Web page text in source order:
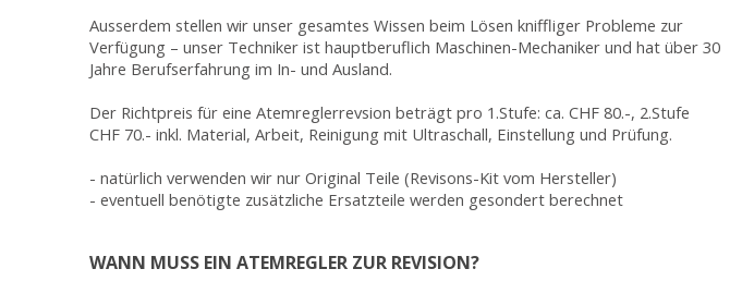
Ausserdem stellen wir unser gesamtes Wissen beim Lösen kniffliger Probleme zur
Verfügung – unser Techniker ist hauptberuflich Maschinen-Mechaniker und hat über 30
Jahre Berufserfahrung im In- und Ausland.
Der Richtpreis für eine Atemreglerrevsion beträgt pro 1.Stufe: ca. CHF 80.-, 2.Stufe
CHF 70.- inkl. Material, Arbeit, Reinigung mit Ultraschall, Einstellung und Prüfung.
- natürlich verwenden wir nur Original Teile (Revisons-Kit vom Hersteller)
- eventuell benötigte zusätzliche Ersatzteile werden gesondert berechnet
WANN MUSS EIN ATEMREGLER ZUR REVISION?